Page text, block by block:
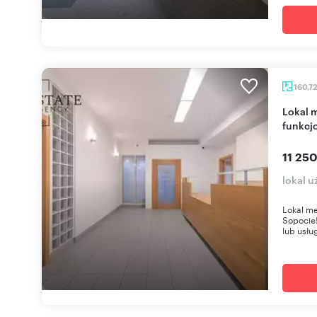
Lokal medyczny 160m² w Sopocie - prestiż i
11
lokal
Lokal
lub